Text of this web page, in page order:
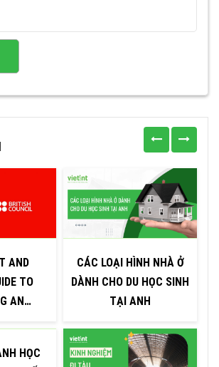
AND
TO
AN
HỌC
CÁC LOẠI HÌNH NHÀ Ở
DÀNH CHO DU HỌC SINH
TẠI ANH